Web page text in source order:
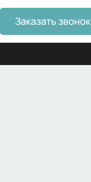
Заказать звонок